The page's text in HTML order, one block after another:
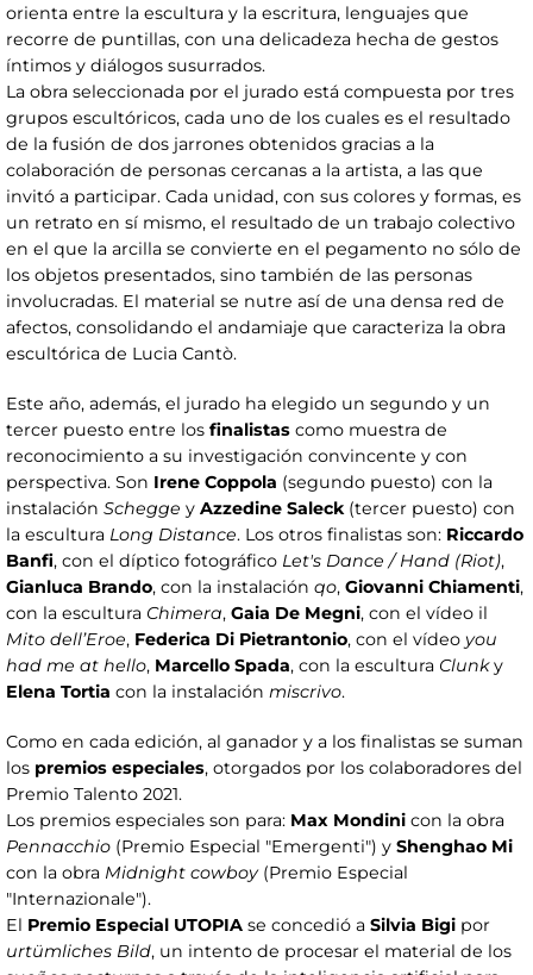
orienta entre la escultura y la escritura, lenguajes que
recorre de puntillas, con una delicadeza hecha de gestos
íntimos y diálogos susurrados.
La obra seleccionada por el jurado está compuesta por tres
grupos escultóricos, cada uno de los cuales es el resultado
de la fusión de dos jarrones obtenidos gracias a la
colaboración de personas cercanas a la artista, a las que
invitó a participar. Cada unidad, con sus colores y formas, es
un retrato en sí mismo, el resultado de un trabajo colectivo
en el que la arcilla se convierte en el pegamento no sólo de
los objetos presentados, sino también de las personas
involucradas. El material se nutre así de una densa red de
afectos, consolidando el andamiaje que caracteriza la obra
escultórica de Lucia Cantò.
Este año, además, el jurado ha elegido un segundo y un
tercer puesto entre los finalistas como muestra de
reconocimiento a su investigación convincente y con
perspectiva. Son Irene Coppola (segundo puesto) con la
instalación Schegge y Azzedine Saleck(tercer puesto) con
la escultura Long Distance. Los otros finalistas son: Riccardo
Banfi, con el díptico fotográfico Let's Dance / Hand (Riot),
Gianluca Brando, con la instalación qo, Giovanni Chiamenti,
con la escultura Chimera, Gaia De Megni, con el vídeo il
Mito dell’Eroe, Federica Di Pietrantonio, con el vídeo you
had me at hello, Marcello Spada, con la escultura Clunky
Elena Tortia con la instalación miscrivo.
Como en cada edición, al ganador y a los finalistas se suman
los premios especiales, otorgados por los colaboradores del
Premio Talento 2021.
Los premios especiales son para: Max Mondini con la obra
Pennacchio (Premio Especial "Emergenti") y Shenghao Mi
con la obra Midnight cowboy (Premio Especial
"Internazionale").
El Premio Especial UTOPIA se concedió a Silvia Bigi por
urtümliches Bild, un intento de procesar el material de los